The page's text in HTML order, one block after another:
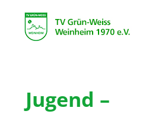
springen
Jugend –